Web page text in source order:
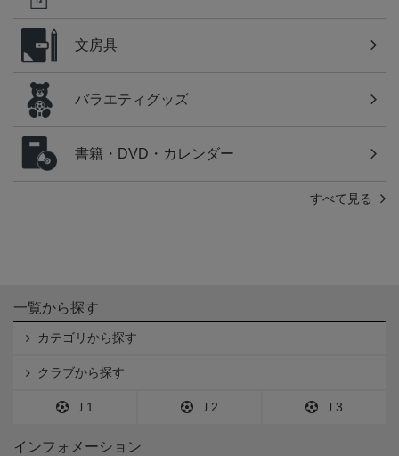
文房具
バラエティグッズ
書籍・DVD・カレンダー
すべて見る
一覧から探す
カテゴリから探す
クラブから探す
Ｊ1 Ｊ2 Ｊ3
インフォメーション